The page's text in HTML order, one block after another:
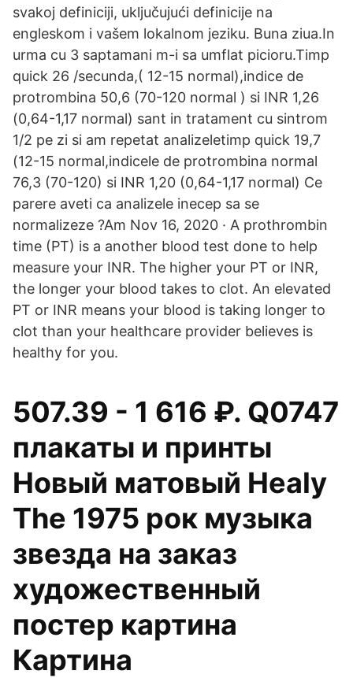
svakoj definiciji, uključujući definicije na
engleskom i vašem lokalnom jeziku. Buna ziua.In
urma cu 3 saptamani m-i sa umflat picioru.Timp
quick 26 /secunda,( 12-15 normal),indice de
protrombina 50,6 (70-120 normal ) si INR 1,26
(0,64-1,17 normal) sant in tratament cu sintrom
1/2 pe zi si am repetat analizeletimp quick 19,7
(12-15 normal,indicele de protrombina normal
76,3 (70-120) si INR 1,20 (0,64-1,17 normal) Ce
parere aveti ca analizele inecep sa se
normalizeze ?Am Nov 16, 2020 · A prothrombin
time (PT) is a another blood test done to help
measure your INR. The higher your PT or INR,
the longer your blood takes to clot. An elevated
PT or INR means your blood is taking longer to
clot than your healthcare provider believes is
healthy for you.
507.39 - 1 616 ₽. Q0747
плакаты и принты
Новый матовый Healy
The 1975 рок музыка
звезда на заказ
художественный
постер картина
Картина